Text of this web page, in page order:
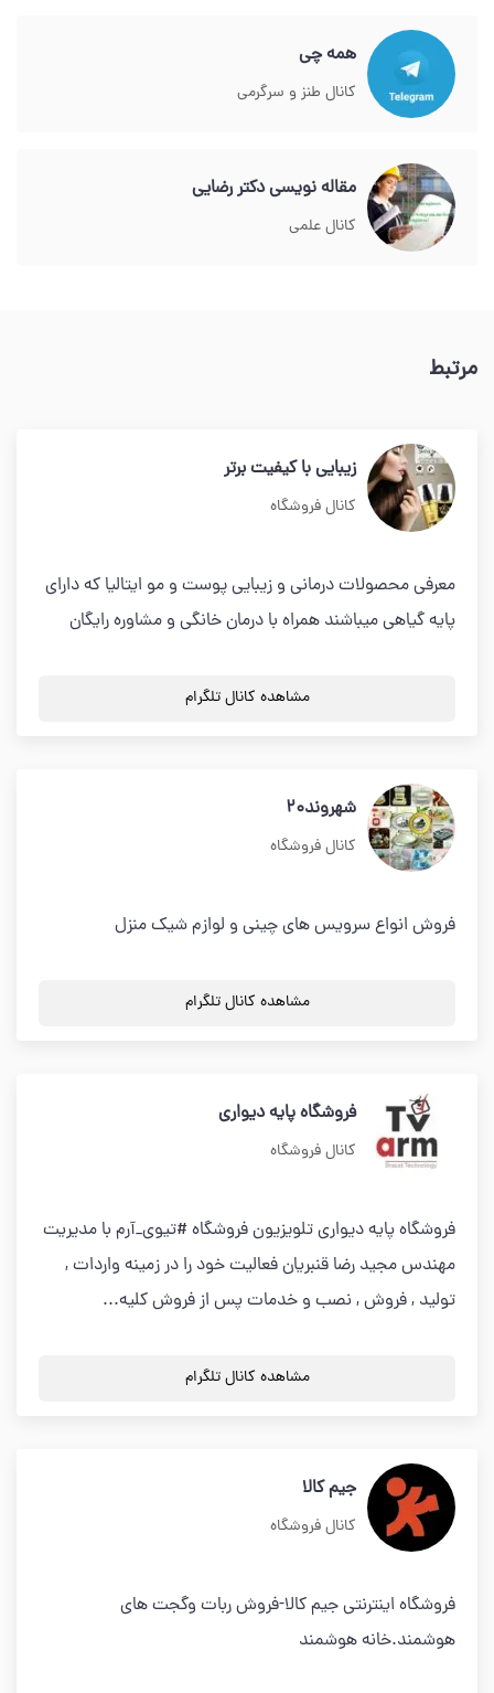
همه چی
کانال طنز و سرگرمی
مقاله نویسی دکتر رضایی
کانال علمی
مرتبط
زیبایی با کیفیت برتر
کانال فروشگاه
معرفی محصولات درمانی و زیبایی پوست و مو ایتالیا که دارای
پایه گیاهی میباشند همراه با درمان خانگی و مشاوره رایگان
مشاهده کانال تلگرام
شهروند20
کانال فروشگاه
فروش انواع سرویس های چینی و لوازم شیک منزل
مشاهده کانال تلگرام
فروشگاه پایه دیواری
کانال فروشگاه
فروشگاه پایه دیواری تلویزیون فروشگاه #تیوی_آرم با مدیریت
مهندس مجید رضا قنبریان فعالیت خود را در زمینه واردات ,
تولید , فروش , نصب و خدمات پس از فروش کلیه...
مشاهده کانال تلگرام
جیم کالا
کانال فروشگاه
فروشگاه اینترنتی جیم کالا-فروش ربات وگجت های
هوشمند.خانه هوشمند